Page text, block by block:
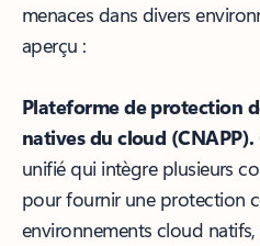
menaces dans divers
aperçu :
Plateforme de protection
natives du cloud (CNAPP).
unifié qui intègre plusieurs
pour fournir une protection
environnements cloud